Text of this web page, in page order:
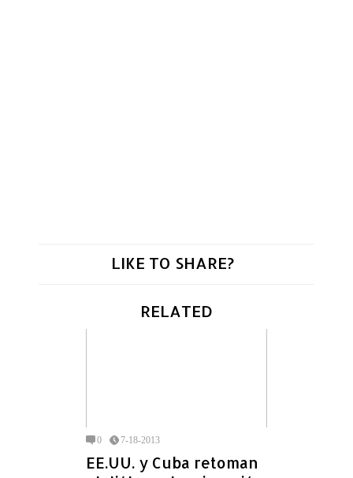
LIKE TO SHARE?
RELATED
0 7-18-2013
EE.UU. y Cuba retoman